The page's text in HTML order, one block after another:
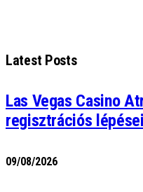
Latest Posts
Las Vegas Casino
regisztrációs
09/08/2026